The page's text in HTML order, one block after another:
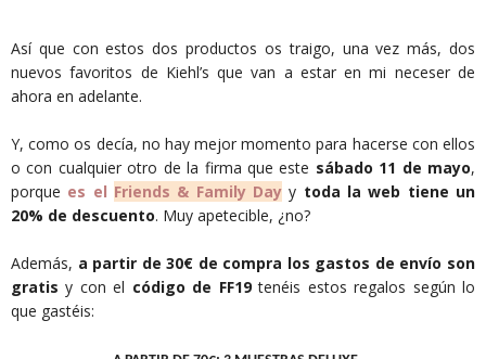
Así que con estos dos productos os traigo, una vez más, dos
nuevos favoritos de Kiehl’s que van a estar en mi neceser de
ahora en adelante.
Y, como os decía, no hay mejor momento para hacerse con ellos
o con cualquier otro de la firma que este sábado 11 de mayo,
porque es el Friends & Family Day y toda la web tiene un
20% de descuento. Muy apetecible, ¿no?
Además, a partir de 30€ de compra los gastos de envío son
gratis y con el código de FF19tenéis estos regalos según lo
que gastéis: